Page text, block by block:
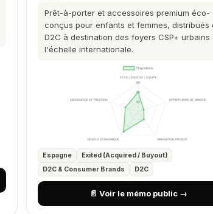
Prêt-à-porter et accessoires premium éco-
conçus pour enfants et femmes, distribués
D2C à destination des foyers CSP+ urbains
l'échelle internationale.
Espagne
Exited (Acquired / Buyout)
D2C & Consumer Brands
D2C
📄 Voir le mémo public →